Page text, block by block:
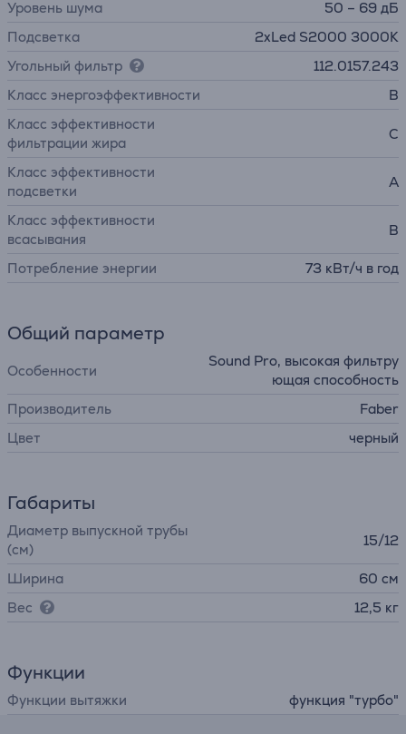
Уровень шума
50 – 69 дБ
Подсветка
2xLed S2000 3000K
Угольный фильтр
112.0157.243
Класс энергоэффективности
B
Класс эффективности
фильтрации жира
C
Класс эффективности
подсветки
A
Класс эффективности
всасывания
B
Потребление энергии 73 кВт/ч в год
Общий параметр
Особенности
Sound Pro, высокая фильтру
ющая способность
Производитель
Faber
Цвет
черный
Габариты
Диаметр выпускной трубы
(см)
15/12
Ширина
60 см
Вес
12,5 кг
Функции
Функции вытяжки функция "турбо"